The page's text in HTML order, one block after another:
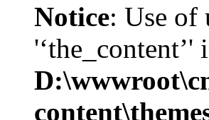
Notice: Use of
'‘the_content’'